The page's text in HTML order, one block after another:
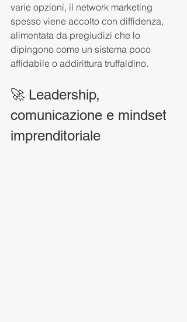
varie opzioni, il network marketing
spesso viene accolto con diffidenza,
alimentata da pregiudizi che lo
dipingono come un sistema poco
affidabile o addirittura truffaldino.
🚀 Leadership,
comunicazione e mindset
imprenditoriale